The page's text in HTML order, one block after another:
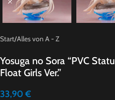
Start/Alles von A - Z
Yosuga no Sora “PVC
Float Girls Ver.”
33,90 €